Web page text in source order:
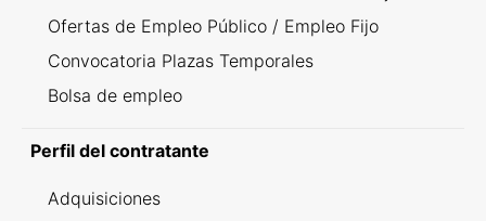
Ofertas de Empleo Público / Empleo Fijo
Convocatoria Plazas Temporales
Bolsa de empleo
Perfil del contratante
Adquisiciones